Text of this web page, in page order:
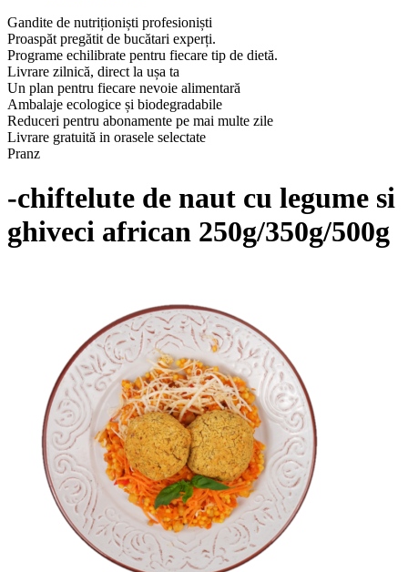
Gandite de nutriționiști profesioniști
Proaspăt pregătit de bucătari experți.
Programe echilibrate pentru fiecare tip de dietă.
Livrare zilnică, direct la ușa ta
Un plan pentru fiecare nevoie alimentară
Ambalaje ecologice și biodegradabile
Reduceri pentru abonamente pe mai multe zile
Livrare gratuită in orasele selectate
Pranz
-chiftelute de naut cu legume si
ghiveci african 250g/350g/500g